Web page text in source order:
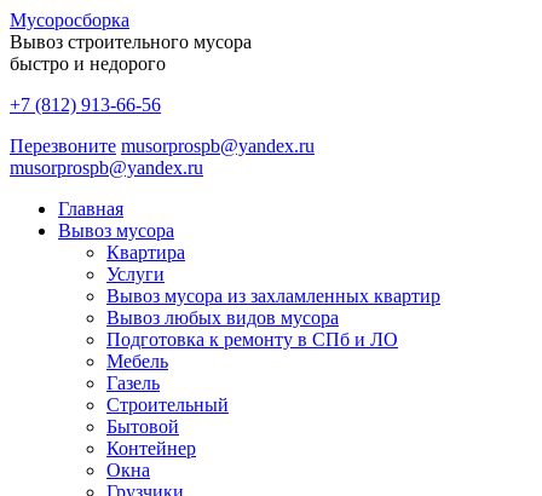
Мусоросборка
Вывоз строительного мусора
быстро и недорого
+7 (812) 913-66-56
Перезвоните musorprospb@yandex.ru
musorprospb@yandex.ru
Главная
Вывоз мусора
Квартира
Услуги
Вывоз мусора из захламленных квартир
Вывоз любых видов мусора
Подготовка к ремонту в СПб и ЛО
Мебель
Газель
Строительный
Бытовой
Контейнер
Окна
Грузчики